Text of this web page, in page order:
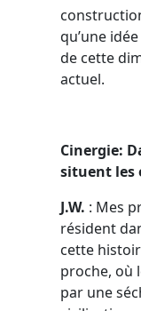
qu’une
de cette
actuel.
Cinergie:
situent les
J.W. : Mes
résident
cette
proche, où
par une